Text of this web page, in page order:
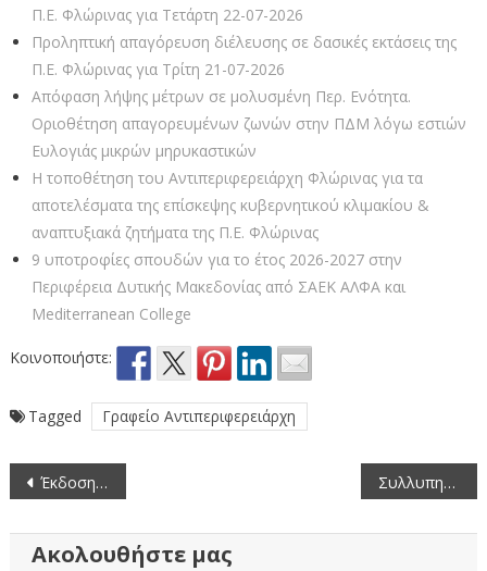
Π.Ε. Φλώρινας για Τετάρτη 22-07-2026
Προληπτική απαγόρευση διέλευσης σε δασικές εκτάσεις της
Π.Ε. Φλώρινας για Τρίτη 21-07-2026
Απόφαση λήψης μέτρων σε μολυσμένη Περ. Ενότητα.
Οριοθέτηση απαγορευμένων ζωνών στην ΠΔΜ λόγω εστιών
Ευλογιάς μικρών μηρυκαστικών
Η τοποθέτηση του Αντιπεριφερειάρχη Φλώρινας για τα
αποτελέσματα της επίσκεψης κυβερνητικού κλιμακίου &
αναπτυξιακά ζητήματα της Π.Ε. Φλώρινας
9 υποτροφίες σπουδών για το έτος 2026-2027 στην
Περιφέρεια Δυτικής Μακεδονίας από ΣΑEK ΑΛΦΑ και
Mediterranean College
Κοινοποιήστε:
Tagged Γραφείο Αντιπεριφερειάρχη
Πλοήγηση
Έκδοση εγκυκλίου παράτασης υποβολής παραστατικών συμμόρφωσης ειδικών διατάξεων για το έτος εφαρμογής 2020γιατους δικαιούχους της Δράσης 10.1.08 «Εφαρμογή της μεθόδου σεξουαλικής σύγχυσης των μικρολεπιδοπτέρων (ΚΟΜΦΟΥΖΙΟ)» του Μέτρου 10 «Γεωργοπεριβαλλοντικά και κλιματικά μέτρα» Συλλυπητήριο μήνυμα από τον Αντιπεριφερειάρχη Φλώρινας για τον θάνατο του Κωνσταντίνου Σαχινίδη
Ακολουθήστε μας